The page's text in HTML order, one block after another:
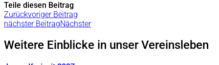
Teile diesen Beitrag
Zurückvoriger Beitrag
nächster BeitragNächster
Weitere Einblicke in unser Vereinsleben